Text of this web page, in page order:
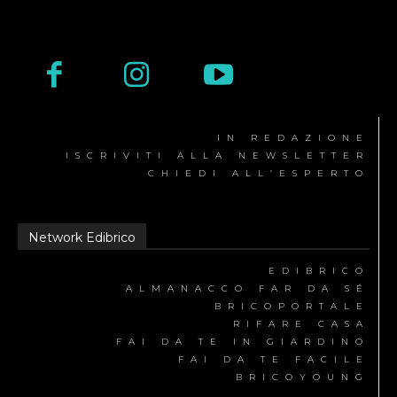
IN REDAZIONE
ISCRIVITI ALLA NEWSLETTER
CHIEDI ALL’ESPERTO
Network Edibrico
EDIBRICO
ALMANACCO FAR DA SÉ
BRICOPORTALE
RIFARE CASA
FAI DA TE IN GIARDINO
FAI DA TE FACILE
BRICOYOUNG